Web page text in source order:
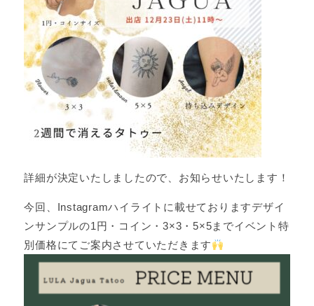
詳細が決定いたしましたので、お知らせいたします！
今回、Instagramハイライトに載せておりますデザイ
ンサンプルの1円・コイン・3×3・5×5までイベント特
別価格にてご案内させていただきます